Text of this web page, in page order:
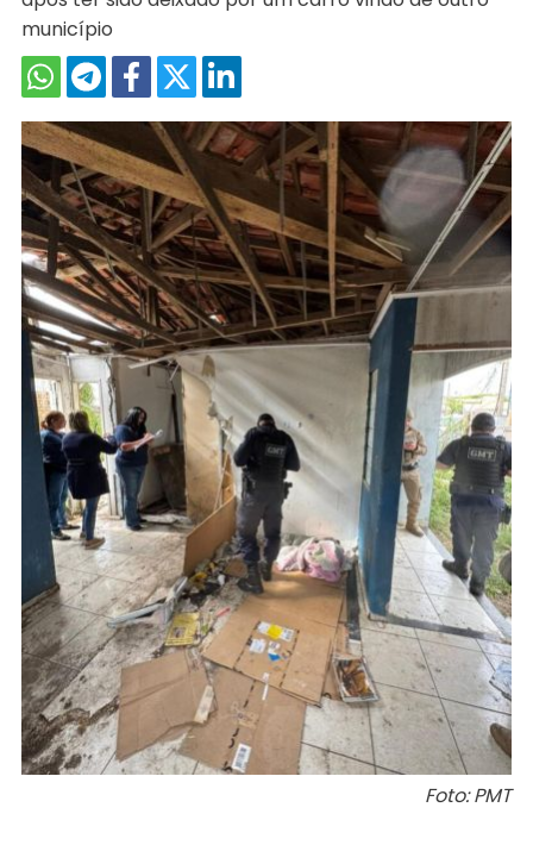
município
Foto: PMT